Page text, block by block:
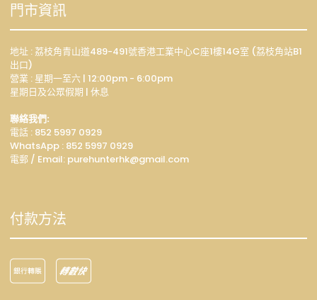
門市資訊
地址 : 荔枝角青山道489-491號香港工業中心C座1樓14G室 (荔枝角站B1
出口)
營業 : 星期一至六 | 12:00pm - 6:00pm
星期日及公眾假期 | 休息
聯絡我們:
電話 : 852 5997 0929
WhatsApp : 852 5997 0929
電郵 / Email: purehunterhk@gmail.com
付款方法